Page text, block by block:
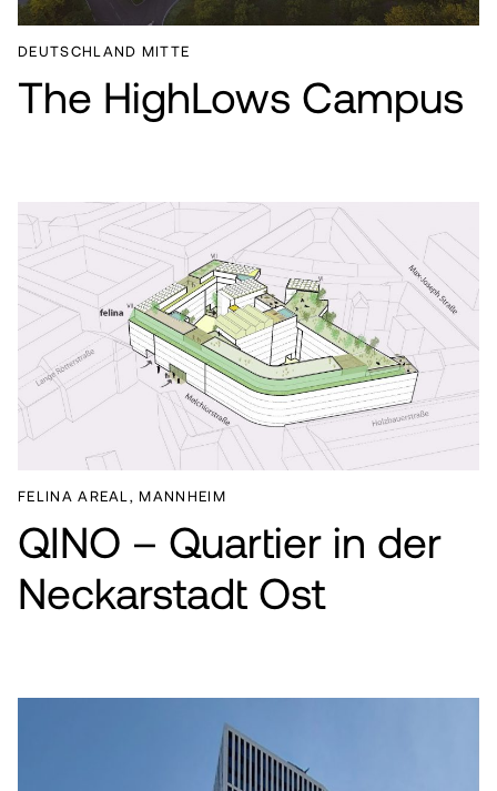
DEUTSCHLAND MITTE
The HighLows Campus
FELINA AREAL, MANNHEIM
QINO – Quartier in der
Neckarstadt Ost